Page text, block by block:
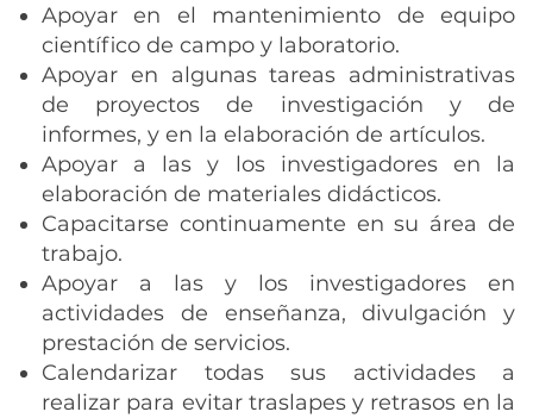
Apoyar en el mantenimiento de equipo
científico de campo y laboratorio.
Apoyar en algunas tareas administrativas
de proyectos de investigación y de
informes, y en la elaboración de artículos.
Apoyar a las y los investigadores en la
elaboración de materiales didácticos.
Capacitarse continuamente en su área de
trabajo.
Apoyar a las y los investigadores en
actividades de enseñanza, divulgación y
prestación de servicios.
Calendarizar todas sus actividades a
realizar para evitar traslapes y retrasos en la